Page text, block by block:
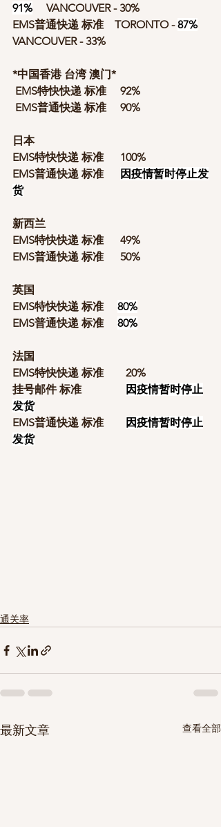
91% VANCOUVER - 30%
EMS普通快递 标准    TORONTO - 87%
VANCOUVER - 33%
*中国香港 台湾 澳门*
EMS特快快递 标准
92%
EMS普通快递 标准     90%
日本
EMS特快快递 标准      100%
EMS普通快递 标准
因疫情暂时停止发
货
新西兰
EMS特快快递 标准      49%
EMS普通快递 标准      50%
英国
EMS特快快递 标准 80%
EMS普通快递 标准 80%
法国
EMS特快快递 标准        20%
挂号邮件 标准
因疫情暂时停止
发货
EMS普通快递 标准
因疫情暂时停止
发货
通关率
最新文章 查看全部